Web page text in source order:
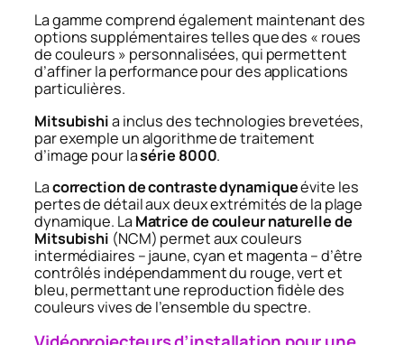
La gamme comprend également maintenant des
options supplémentaires telles que des « roues
de couleurs » personnalisées, qui permettent
d’affiner la performance pour des applications
particulières.
Mitsubishia inclus des technologies brevetées,
par exemple un algorithme de traitement
d’image pour lasérie 8000.
Lacorrection de contraste dynamiqueévite les
pertes de détail aux deux extrémités de la plage
dynamique. La Matrice de couleur naturelle de
Mitsubishi (NCM) permet aux couleurs
intermédiaires – jaune, cyan et magenta – d’être
contrôlés indépendamment du rouge, vert et
bleu, permettant une reproduction fidèle des
couleurs vives de l’ensemble du spectre.